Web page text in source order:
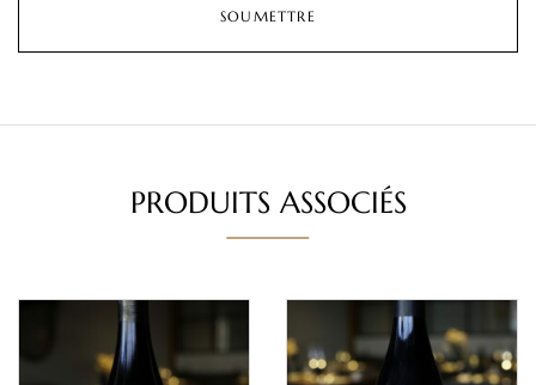
PRODUITS ASSOCIÉS